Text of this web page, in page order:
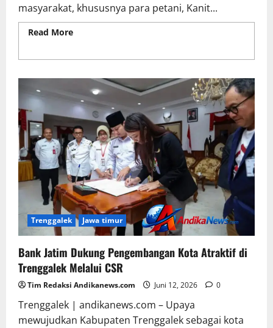
masyarakat, khususnya para petani, Kanit...
Read More
Trenggalek Jawa timur
Bank Jatim Dukung Pengembangan Kota Atraktif di
Trenggalek Melalui CSR
Tim Redaksi Andikanews.com Juni 12, 2026 0
Trenggalek | andikanews.com – Upaya
mewujudkan Kabupaten Trenggalek sebagai kota